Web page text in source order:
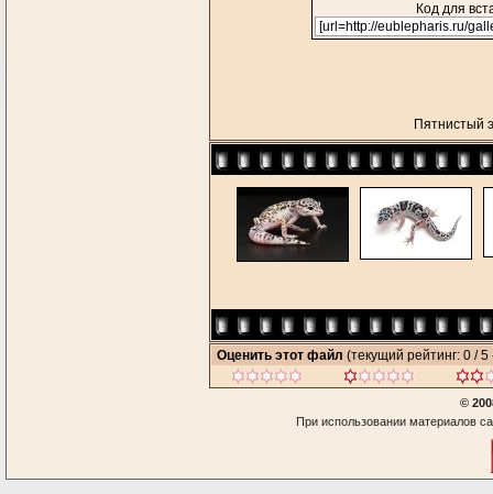
Код для
Пятнистый
Оценить этот файл (текущий рейтинг: 0 / 5
©
При использовании материалов